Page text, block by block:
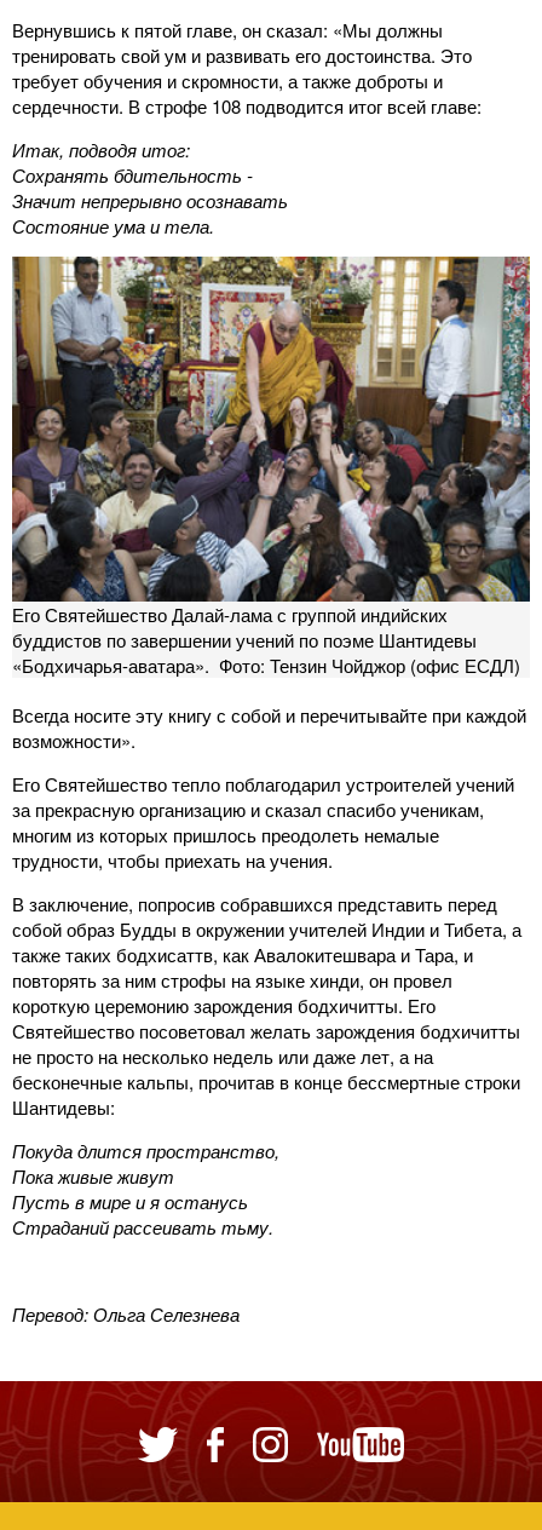
Вернувшись к пятой главе, он сказал: «Мы должны
тренировать свой ум и развивать его достоинства. Это
требует обучения и скромности, а также доброты и
сердечности. В строфе 108 подводится итог всей главе:
Итак, подводя итог:
Сохранять бдительность -
Значит непрерывно осознавать
Состояние ума и тела.
Его Святейшество Далай-лама с группой индийских
буддистов по завершении учений по поэме Шантидевы
«Бодхичарья-аватара». Фото: Тензин Чойджор (офис ЕСДЛ)
Всегда носите эту книгу с собой и перечитывайте при каждой
возможности».
Его Святейшество тепло поблагодарил устроителей учений
за прекрасную организацию и сказал спасибо ученикам,
многим из которых пришлось преодолеть немалые
трудности, чтобы приехать на учения.
В заключение, попросив собравшихся представить перед
собой образ Будды в окружении учителей Индии и Тибета, а
также таких бодхисаттв, как Авалокитешвара и Тара, и
повторять за ним строфы на языке хинди, он провел
короткую церемонию зарождения бодхичитты. Его
Святейшество посоветовал желать зарождения бодхичитты
не просто на несколько недель или даже лет, а на
бесконечные кальпы, прочитав в конце бессмертные строки
Шантидевы:
Покуда длится пространство,
Пока живые живут
Пусть в мире и я останусь
Страданий рассеивать тьму.
Перевод: Ольга Селезнева